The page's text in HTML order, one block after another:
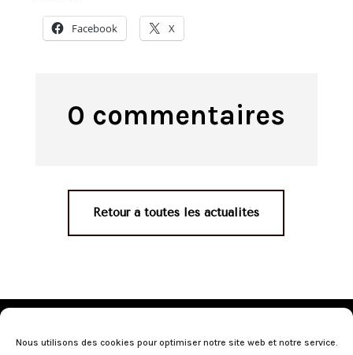
Nous utilisons des cookies pour optimiser notre site web et notre service.
Facebook X
0 commentaires
Retour à toutes les actualités
Conditions générales de vente•Nos revendeurs•